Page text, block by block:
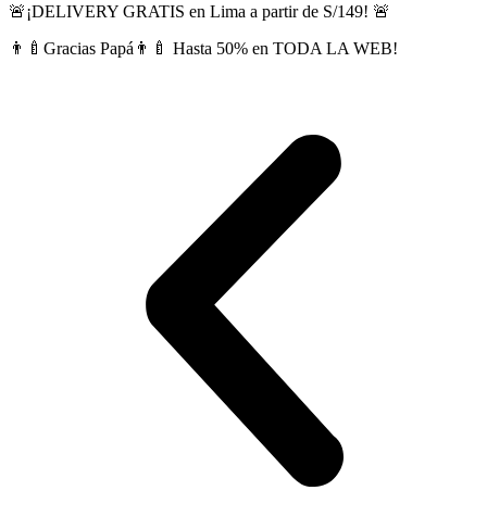
🚨¡DELIVERY GRATIS en Lima a partir de S/149! 🚨
👨‍🍼Gracias Papá👨‍🍼 Hasta 50% en TODA LA WEB!